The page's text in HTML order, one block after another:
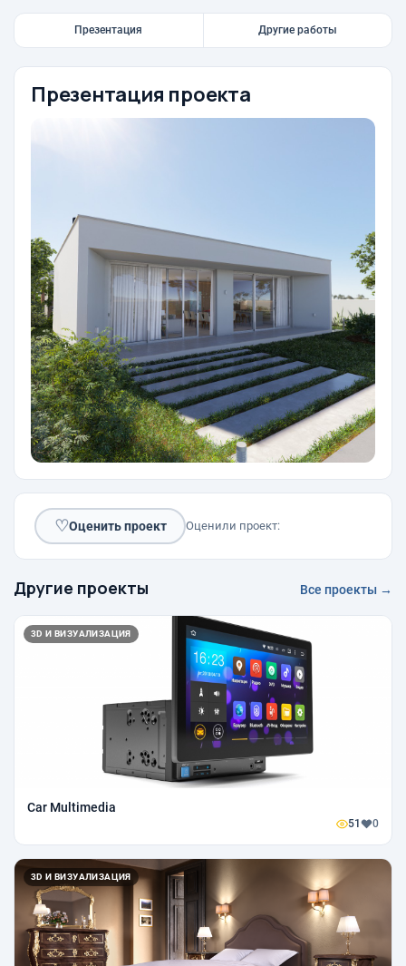
Презентация Другие работы
Презентация проекта
♡Оценить проект Оценили проект:
Другие проекты Все проекты →
3D И ВИЗУАЛИЗАЦИЯ
Car Multimedia
51 0
3D И ВИЗУАЛИЗАЦИЯ